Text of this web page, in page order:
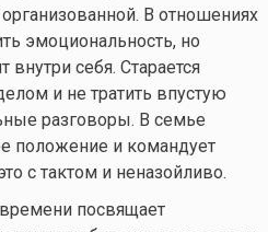
В отношениях
эмоциональность, но
себя. Старается
и не тратить впустую
разговоры. В семье
положение и командует
с тактом и неназойливо.
посвящает